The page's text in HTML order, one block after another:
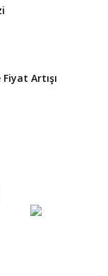
Artışı